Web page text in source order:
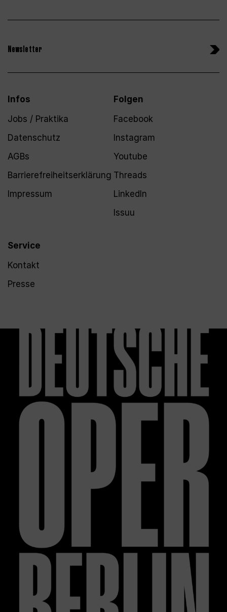
Newsletter
Infos
Jobs / Praktika
Datenschutz
AGBs
Barrierefreiheitserklärung
Impressum
Service
Kontakt
Presse
Folgen
Facebook
Instagram
Youtube
Threads
LinkedIn
Issuu